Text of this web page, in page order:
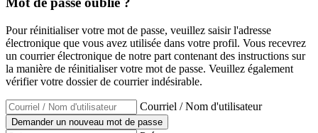
Pour réinitialiser votre mot de passe, veuillez saisir l'adresse
électronique que vous avez utilisée dans votre profil. Vous recevrez
un courrier électronique de notre part contenant des instructions sur
la manière de réinitialiser votre mot de passe. Veuillez également
vérifier votre dossier de courrier indésirable.
Courriel / Nom d'utilisateur